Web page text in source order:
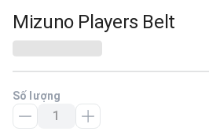
Mizuno Players Belt
Số lượng